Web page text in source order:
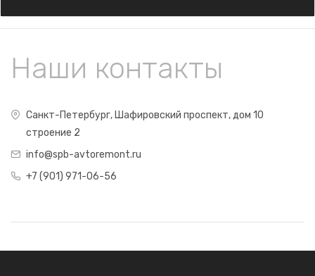
Наши контакты
Санкт-Петербург, Шафировский проспект, дом 10
строение 2
info@spb-avtoremont.ru
+7 (901) 971-06-56